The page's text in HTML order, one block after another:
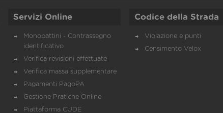
Servizi Online
Monopattini - Contrassegno
identificativo
Verifica revisioni effettuate
Verifica massa supplementare
Pagamenti PagoPA
Gestione Pratiche Online
Piattaforma CUDE
Codice della Strada
Violazione e punti
Censimento Velox